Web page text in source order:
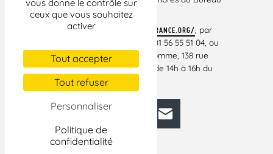
vous donne le contrôle sur
ceux que vous souhaitez
activer
Tout accepter
Tout refuser
Personnaliser
Politique de
confidentialité
national pourront y participer.
Boutique LDH:HTTP://BOUTIQUE.LDH-FRANCE.ORG/ , par
mail : laboutique@ldh-france.org, au 01 56 55 51 04, ou
au siège de la Ligue des droits de l’Homme, 138 rue
Marcadet 75018 Paris, de 9h à 12h et de 14h à 16h du
lundi au vendredi.
Facebook
BlueskyMastodonLinkedIn